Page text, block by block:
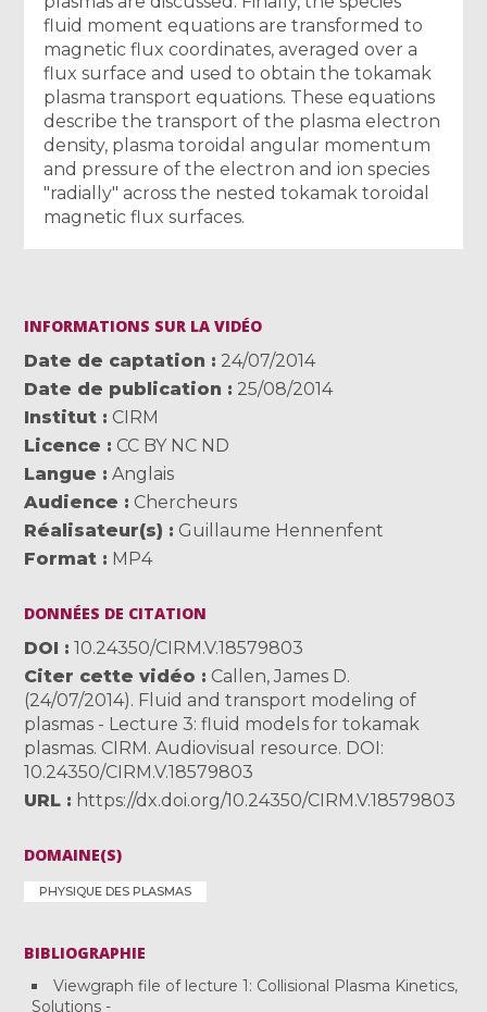
fluid moment equations are transformed to
magnetic flux coordinates, averaged over a
flux surface and used to obtain the tokamak
plasma transport equations. These equations
describe the transport of the plasma electron
density, plasma toroidal angular momentum
and pressure of the electron and ion species
"radially" across the nested tokamak toroidal
magnetic flux surfaces.
INFORMATIONS SUR LA VIDÉO
Date de captation
24/07/2014
Date de publication
25/08/2014
Institut
CIRM
Licence
CC BY NC ND
Langue
Anglais
Audience
Chercheurs
Réalisateur(s)
Guillaume Hennenfent
Format
MP4
DONNÉES DE CITATION
DOI
10.24350/CIRM.V.18579803
Citer cette vidéo
Callen, James D.
(24/07/2014). Fluid and transport modeling of
plasmas - Lecture 3: fluid models for tokamak
plasmas. CIRM. Audiovisual resource. DOI:
10.24350/CIRM.V.18579803
URL
https://dx.doi.org/10.24350/CIRM.V.18579803
DOMAINE(S)
PHYSIQUE DES PLASMAS
BIBLIOGRAPHIE
Viewgraph file of lecture 1: Collisional Plasma Kinetics,
Solutions -